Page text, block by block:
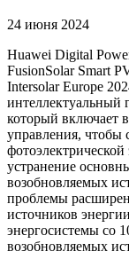
24 июня 2024
Huawei Digital
FusionSolar Smart
Intersolar Europe
интеллектуальный
который включает
управления, чтобы
устранение
возобновляемых
проблемы
источников
энергосистемы со
возобновляемых